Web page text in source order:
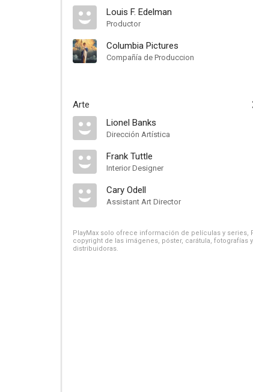
Louis F. Edelman
Productor
Columbia Pictures
Compañía de Produccion
Arte
Lionel Banks
Dirección Artística
Frank Tuttle
Interior Designer
Cary Odell
Assistant Art Director
PlayMax solo ofrece información de películas y
copyright de las imágenes, póster, carátula,
distribuidoras.